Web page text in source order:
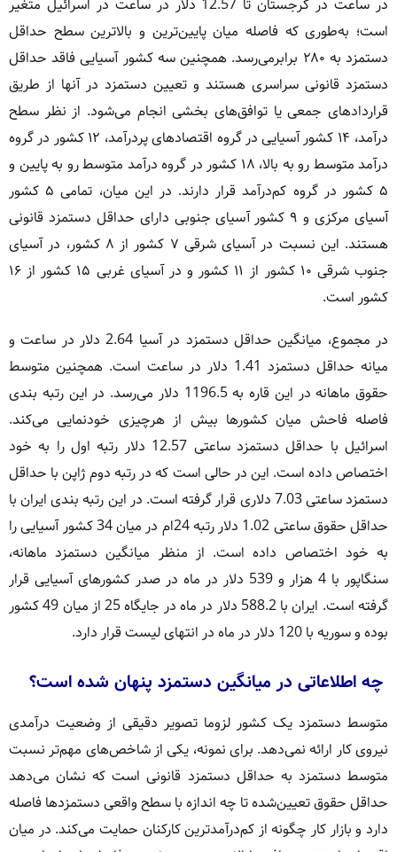
در ساعت در گرجستان تا 12.57 دلار در ساعت در اسرائیل متغیر
است؛ به‌طوری که فاصله میان پایین‌ترین و بالاترین سطح حداقل
دستمزد به ۲۸۰ برابرمی‌رسد. همچنین سه کشور آسیایی فاقد حداقل
دستمزد قانونی سراسری هستند و تعیین دستمزد در آنها از طریق
قراردادهای جمعی یا توافق‌های بخشی انجام می‌شود. از نظر سطح
درآمد، ۱۴ کشور آسیایی در گروه اقتصادهای پردرآمد، ۱۲ کشور در گروه
درآمد متوسط رو به بالا، ۱۸ کشور در گروه درآمد متوسط رو به پایین و
۵ کشور در گروه کم‌درآمد قرار دارند. در این میان، تمامی ۵ کشور
آسیای مرکزی و ۹ کشور آسیای جنوبی دارای حداقل دستمزد قانونی
هستند. این نسبت در آسیای شرقی ۷ کشور از ۸ کشور، در آسیای
جنوب شرقی ۱۰ کشور از ۱۱ کشور و در آسیای غربی ۱۵ کشور از ۱۶
کشور است.
در مجموع، میانگین حداقل دستمزد در آسیا 2.64 دلار در ساعت و
میانه حداقل دستمزد 1.41 دلار در ساعت است. همچنین متوسط
حقوق ماهانه در این قاره به 1196.5 دلار می‌رسد. در این رتبه بندی
فاصله فاحش میان کشورها بیش از هرچیزی خودنمایی می‌کند.
اسرائیل با حداقل دستمزد ساعتی 12.57 دلار رتبه اول را به خود
اختصاص داده است. این در حالی است که در رتبه دوم ژاپن با حداقل
دستمزد ساعتی 7.03 دلاری قرار گرفته است. در این رتبه بندی ایران با
حداقل حقوق ساعتی 1.02 دلار رتبه 24ام در میان 34 کشور آسیایی را
به خود اختصاص داده است. از منظر میانگین دستمزد ماهانه،
سنگاپور با 4 هزار و 539 دلار در ماه در صدر کشورهای آسیایی قرار
گرفته است. ایران با 588.2 دلار در ماه در جایگاه 25 از میان 49 کشور
بوده و سوریه با 120 دلار در ماه در انتهای لیست قرار دارد.
چه اطلاعاتی در میانگین دستمزد پنهان شده است؟
متوسط دستمزد یک کشور لزوما تصویر دقیقی از وضعیت درآمدی
نیروی کار ارائه نمی‌دهد. برای نمونه، یکی از شاخص‌های مهم‌تر نسبت
متوسط دستمزد به حداقل دستمزد قانونی است که نشان می‌دهد
حداقل حقوق تعیین‌شده تا چه اندازه با سطح واقعی دستمزدها فاصله
دارد و بازار کار چگونه از کم‌درآمدترین کارکنان حمایت می‌کند. در میان